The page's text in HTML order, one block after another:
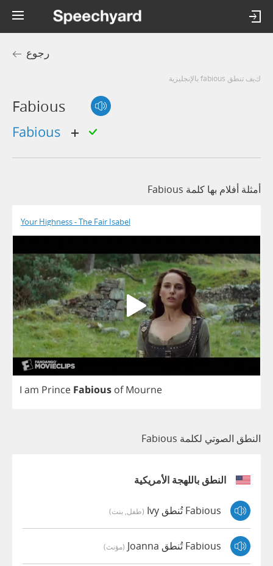
رجوع
كيف تنطق fabious بالإنجليزية
Fabious
fabious
أمثلة أفلام بها كلمة Fabious
Your Highness - The Fair Isabel
I am Prince Fabious of Mourne
النطق الصوتي لكلمة Fabious
النطق باللهجة الأمريكية
Fabious تُنطق Ivy (طفل, بنت)
Fabious تُنطق Joanna (مؤنث)